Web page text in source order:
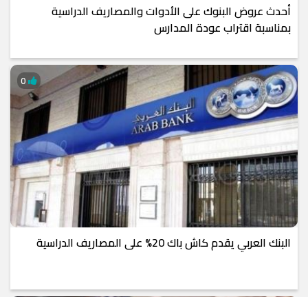
أحدث عروض البنوك على الأدوات والمصاريف الدراسية
بمناسبة اقتراب عودة المدارس
البنك العربي يقدم كاش باك 20% على المصاريف الدراسية